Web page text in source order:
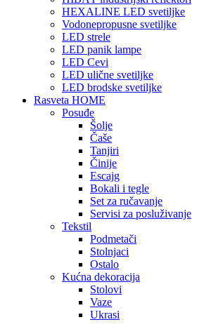
HEXALINE LED svetiljke
Vodonepropusne svetiljke
LED strele
LED panik lampe
LED Cevi
LED ulične svetiljke
LED brodske svetiljke
Rasveta HOME
Posuđe
Šolje
Čaše
Tanjiri
Činije
Escajg
Bokali i tegle
Set za ručavanje
Servisi za posluživanje
Tekstil
Podmetači
Stolnjaci
Ostalo
Kućna dekoracija
Stolovi
Vaze
Ukrasi